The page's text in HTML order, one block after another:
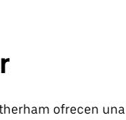
ofrecen